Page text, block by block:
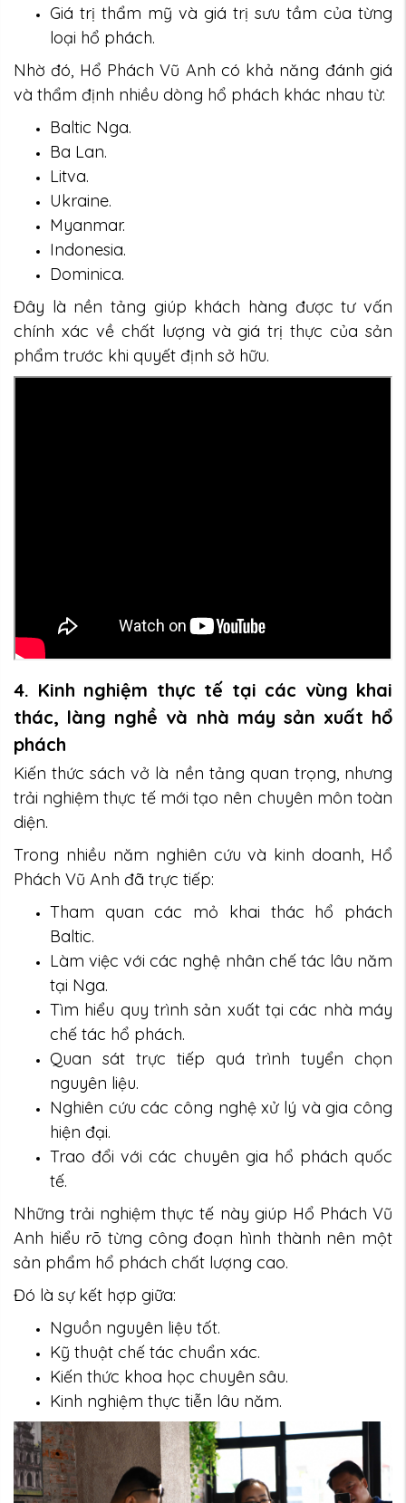
Giá trị thẩm mỹ và giá trị sưu tầm của từng
loại hổ phách.
Nhờ đó, Hổ Phách Vũ Anh có khả năng đánh giá
và thẩm định nhiều dòng hổ phách khác nhau từ:
Baltic Nga.
Ba Lan.
Litva.
Ukraine.
Myanmar.
Indonesia.
Dominica.
Đây là nền tảng giúp khách hàng được tư vấn
chính xác về chất lượng và giá trị thực của sản
phẩm trước khi quyết định sở hữu.
4. Kinh nghiệm thực tế tại các vùng khai
thác, làng nghề và nhà máy sản xuất hổ
phách
Kiến thức sách vở là nền tảng quan trọng, nhưng
trải nghiệm thực tế mới tạo nên chuyên môn toàn
diện.
Trong nhiều năm nghiên cứu và kinh doanh, Hổ
Phách Vũ Anh đã trực tiếp:
Tham quan các mỏ khai thác hổ phách
Baltic.
Làm việc với các nghệ nhân chế tác lâu năm
tại Nga.
Tìm hiểu quy trình sản xuất tại các nhà máy
chế tác hổ phách.
Quan sát trực tiếp quá trình tuyển chọn
nguyên liệu.
Nghiên cứu các công nghệ xử lý và gia công
hiện đại.
Trao đổi với các chuyên gia hổ phách quốc
tế.
Những trải nghiệm thực tế này giúp Hổ Phách Vũ
Anh hiểu rõ từng công đoạn hình thành nên một
sản phẩm hổ phách chất lượng cao.
Đó là sự kết hợp giữa:
Nguồn nguyên liệu tốt.
Kỹ thuật chế tác chuẩn xác.
Kiến thức khoa học chuyên sâu.
Kinh nghiệm thực tiễn lâu năm.